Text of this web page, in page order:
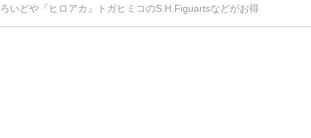
ろいどや『ヒロアカ』トガヒミコのS.H.Figuartsなどがお得